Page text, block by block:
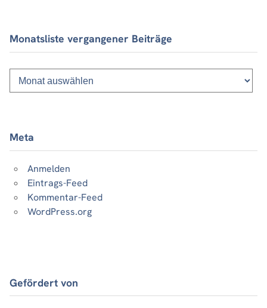
Monatsliste vergangener Beiträge
Monatsliste
vergangener
Beiträge
Meta
Anmelden
Eintrags-Feed
Kommentar-Feed
WordPress.org
Gefördert von